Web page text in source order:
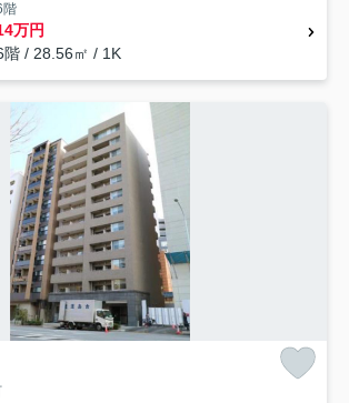
階
万円
階 / 28.56㎡ / 1K